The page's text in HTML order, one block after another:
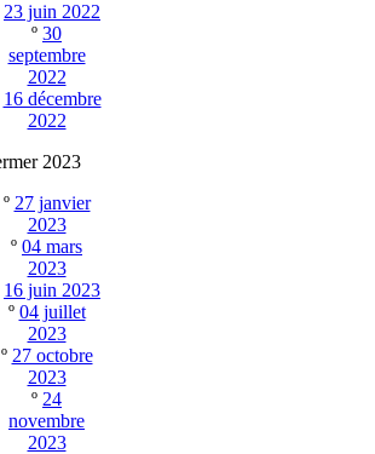
23 juin 2022
º 30
septembre
2022
16 décembre
2022
2023
º 27 janvier
2023
º 04 mars
2023
16 juin 2023
º 04 juillet
2023
º 27 octobre
2023
º 24
novembre
2023